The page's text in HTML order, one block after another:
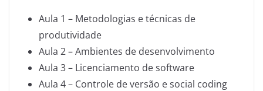
Aula 1 – Metodologias e técnicas de
produtividade
Aula 2 – Ambientes de desenvolvimento
Aula 3 – Licenciamento de software
Aula 4 – Controle de versão e social coding